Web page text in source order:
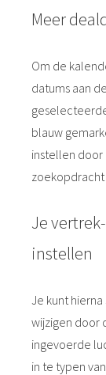
Meer
Om de
datums aan
blauw
instellen door
zoekopdracht
Je
instellen
Je kunt
wijzigen door
ingevoerde
in te typen